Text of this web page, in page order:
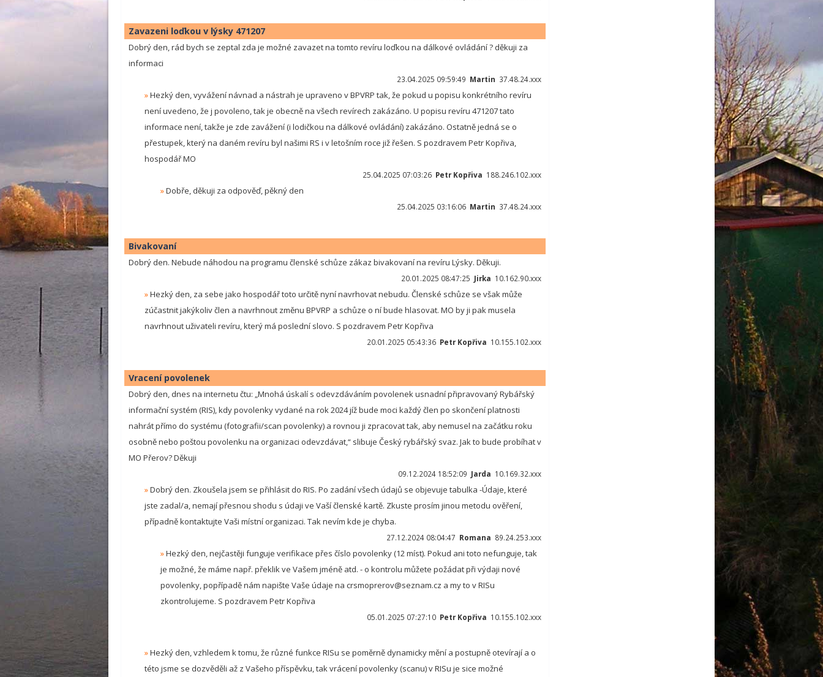
Zavazeni loďkou v lýsky 471207
Dobrý den, rád bych se zeptal zda je možné zavazet na tomto revíru loďkou na dálkové ovládání ? děkuji za
informaci
23.04.2025 09:59:49 Martin 37.48.24.xxx
»Hezký den, vyvážení návnad a nástrah je upraveno v BPVRP tak, že pokud u popisu konkrétního revíru
není uvedeno, že j povoleno, tak je obecně na všech revírech zakázáno. U popisu revíru 471207 tato
informace není, takže je zde zavážení (i lodičkou na dálkové ovládání) zakázáno. Ostatně jedná se o
přestupek, který na daném revíru byl našimi RS i v letošním roce již řešen. S pozdravem Petr Kopřiva,
hospodář MO
25.04.2025 07:03:26 Petr Kopřiva 188.246.102.xxx
»Dobře, děkuji za odpověď, pěkný den
25.04.2025 03:16:06 Martin 37.48.24.xxx
Bivakovaní
Dobrý den. Nebude náhodou na programu členské schůze zákaz bivakovaní na revíru Lýsky. Děkuji.
20.01.2025 08:47:25 Jirka 10.162.90.xxx
»Hezký den, za sebe jako hospodář toto určitě nyní navrhovat nebudu. Členské schůze se však může
zúčastnit jakýkoliv člen a navrhnout změnu BPVRP a schůze o ní bude hlasovat. MO by ji pak musela
navrhnout uživateli revíru, který má poslední slovo. S pozdravem Petr Kopřiva
20.01.2025 05:43:36 Petr Kopřiva 10.155.102.xxx
Vracení povolenek
Dobrý den, dnes na internetu čtu: „Mnohá úskalí s odevzdáváním povolenek usnadní připravovaný Rybářský
informační systém (RIS), kdy povolenky vydané na rok 2024 jíž bude moci každý člen po skončení platnosti
nahrát přímo do systému (fotografii/scan povolenky) a rovnou ji zpracovat tak, aby nemusel na začátku roku
osobně nebo poštou povolenku na organizaci odevzdávat,“ slibuje Český rybářský svaz. Jak to bude probíhat v
MO Přerov? Děkuji
09.12.2024 18:52:09 Jarda 10.169.32.xxx
»Dobrý den. Zkoušela jsem se přihlásit do RIS. Po zadání všech údajů se objevuje tabulka -Údaje, které
jste zadal/a, nemají přesnou shodu s údaji ve Vaší členské kartě. Zkuste prosím jinou metodu ověření,
případně kontaktujte Vaši místní organizaci. Tak nevím kde je chyba.
27.12.2024 08:04:47 Romana 89.24.253.xxx
»Hezký den, nejčastěji funguje verifikace přes číslo povolenky (12 míst). Pokud ani toto nefunguje, tak
je možné, že máme např. překlik ve Vašem jméně atd. - o kontrolu můžete požádat při výdaji nové
povolenky, popřípadě nám napište Vaše údaje na crsmoprerov@seznam.cz a my to v RISu
zkontrolujeme. S pozdravem Petr Kopřiva
05.01.2025 07:27:10 Petr Kopřiva 10.155.102.xxx
»Hezký den, vzhledem k tomu, že různé funkce RISu se poměrně dynamicky mění a postupně otevírají a o
této jsme se dozvěděli až z Vašeho příspěvku, tak vrácení povolenky (scanu) v RISu je sice možné